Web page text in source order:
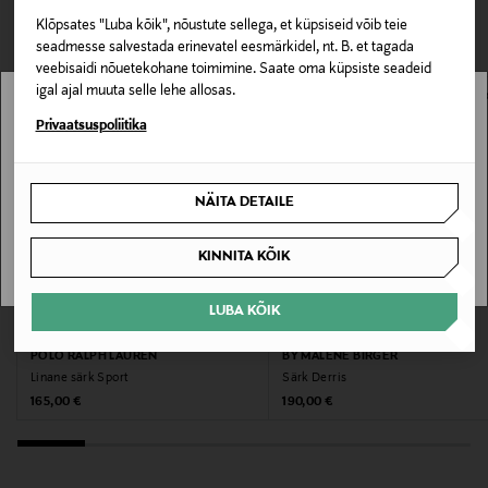
Klõpsates "Luba kõik", nõustute sellega, et küpsiseid võib teie
seadmesse salvestada erinevatel eesmärkidel, nt. B. et tagada
veebisaidi nõuetekohane toimimine. Saate oma küpsiste seadeid
igal ajal muuta selle lehe allosas.
Privaatsuspoliitika
NÄITA DETAILE
KINNITA KÕIK
LUBA KÕIK
O-kaelus
Värv
406 LIGHT BLUE
Tootjamaa
Tootja
MOS MOSH
Tootja aadress
VAATASID KA
EELIS KUPONGIGA
POLO RALPH LAUREN
Linane särk Sport
Original Price
165,00 €
EELIS KUPONGIGA
BY MALENE BIRGER
Särk Derris
Original Price
190,00 €
Stockmann pole Sinu riigis saadaval.
SAAN ARU